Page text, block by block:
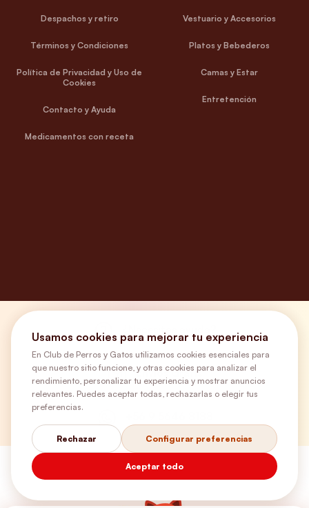
Despachos y retiro
Términos y Condiciones
Política de Privacidad y Uso de
Cookies
Contacto y Ayuda
Medicamentos con receta
Vestuario y Accesorios
Platos y Bebederos
Camas y Estar
Entretención
Envíos Gratis
Usamos cookies para mejorar tu experiencia
En Club de Perros y Gatos utilizamos cookies esenciales para
que nuestro sitio funcione, y otras cookies para analizar el
rendimiento, personalizar tu experiencia y mostrar anuncios
relevantes. Puedes aceptar todas, rechazarlas o elegir tus
preferencias.
Rechazar Configurar preferencias
Aceptar todo